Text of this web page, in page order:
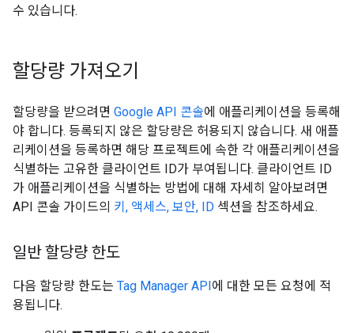
수 있습니다.
할당량 가져오기
할당량을 받으려면 Google API 콘솔에 애플리케이션을 등록해
야 합니다. 등록되지 않은 할당량은 허용되지 않습니다. 새 애플
리케이션을 등록하면 해당 프로젝트에 속한 각 애플리케이션을
식별하는 고유한 클라이언트 ID가 부여됩니다. 클라이언트 ID
가 애플리케이션을 식별하는 방법에 대해 자세히 알아보려면
API 콘솔 가이드의 키, 액세스, 보안, ID 섹션을 참조하세요.
일반 할당량 한도
다음 할당량 한도는 Tag Manager API에 대한 모든 요청에 적
용됩니다.